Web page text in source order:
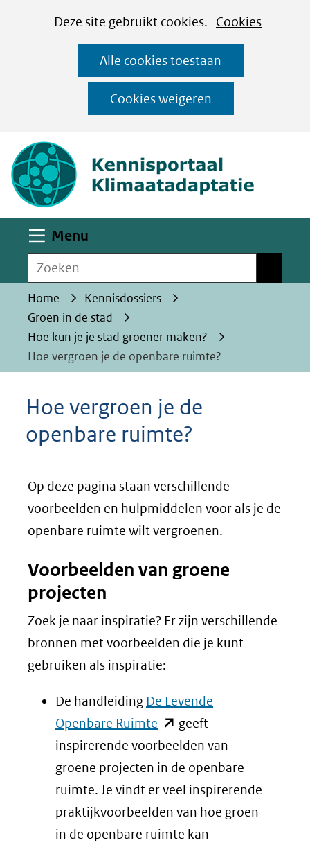
CookiesDeze site gebruikt cookies. Cookies
op
deze
website
worden
toegestaan
geweigerd.
Alle cookies toestaan
Cookies weigeren
Ga
naar
de
inhoud
Menu
Zoeken
Home
Kennisdossiers
Groen in de stad
Hoe kun je je stad groener maken?
Hoe vergroen je de openbare ruimte?
Hoe vergroen je de
openbare ruimte?
Op deze pagina staan verschillende
voorbeelden en hulpmiddelen voor als je de
openbare ruimte wilt vergroenen.
Voorbeelden van groene
projecten
Zoek je naar inspiratie? Er zijn verschillende
bronnen met voorbeelden die je kunt
gebruiken als inspiratie:
De handleiding De Levende
Openbare Ruimte (opent
in
nieuw
venster)
(verwijst
naar
geeft
inspirerende voorbeelden van
groene projecten in de openbare
ruimte. Je vindt er veel inspirerende
praktijkvoorbeelden van hoe groen
in de openbare ruimte kan